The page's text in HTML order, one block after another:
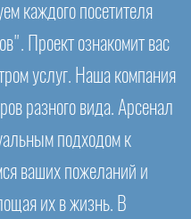
каждого посетителя
Проект ознакомит вас
услуг. Наша компания
разного вида. Арсенал
подходом к
ваших пожеланий и
их в жизнь. В